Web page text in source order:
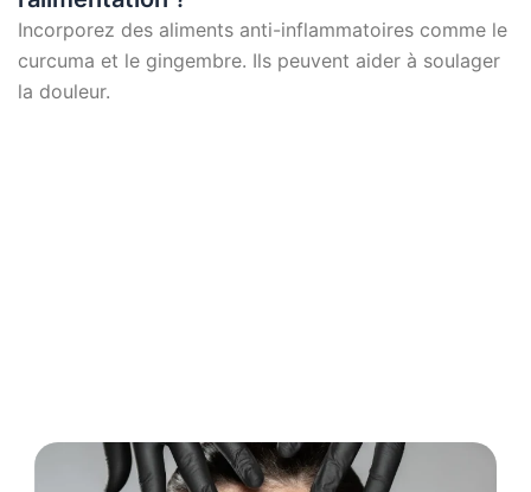
Incorporez des aliments anti-inflammatoires comme le
curcuma et le gingembre. Ils peuvent aider à soulager
la douleur.